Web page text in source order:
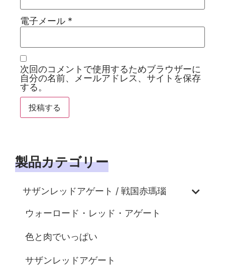
製品カテゴリー
サザンレッドアゲート / 戦国赤瑪瑙
ウォーロード・レッド・アゲート
色と肉でいっぱい
サザンレッドアゲート
電子メール *
次回のコメントで使用するためブラウザーに
自分の名前、メールアドレス、サイトを保存
する。